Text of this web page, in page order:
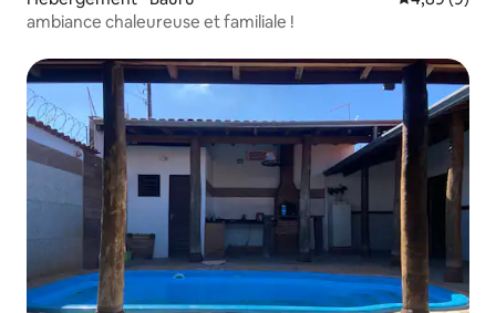
ambiance chaleureuse et familiale !